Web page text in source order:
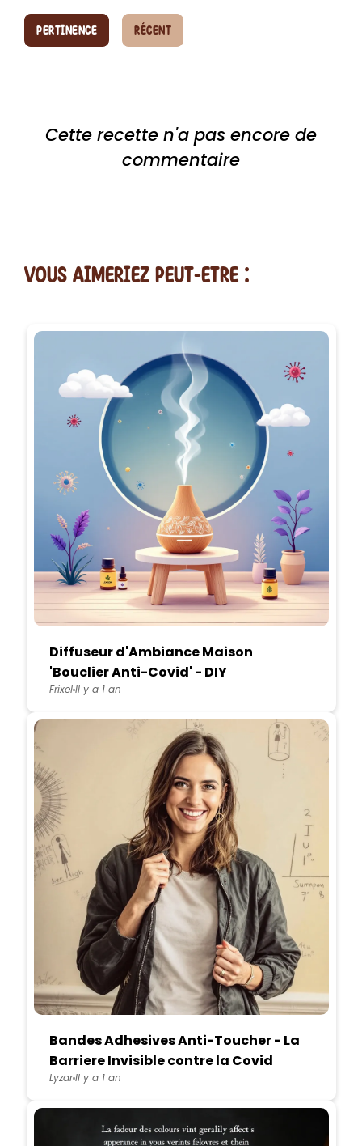
PERTINENCE RÉCENT
Cette recette n'a pas encore de
commentaire
vous AIMERiEZ PEUT-ETRE :
Diffuseur d'Ambiance Maison
'Bouclier Anti-Covid' - DIY
FrixelIl y a 1 an
Bandes Adhesives Anti-Toucher - La
Barriere Invisible contre la Covid
LyzarIl y a 1 an